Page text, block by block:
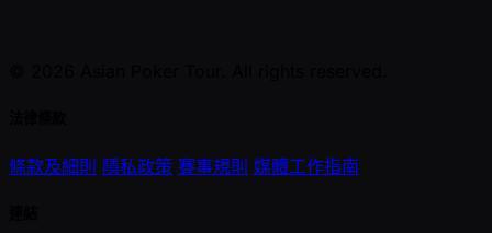
條款及細則 隱私政策 賽事規則 媒體工作指南